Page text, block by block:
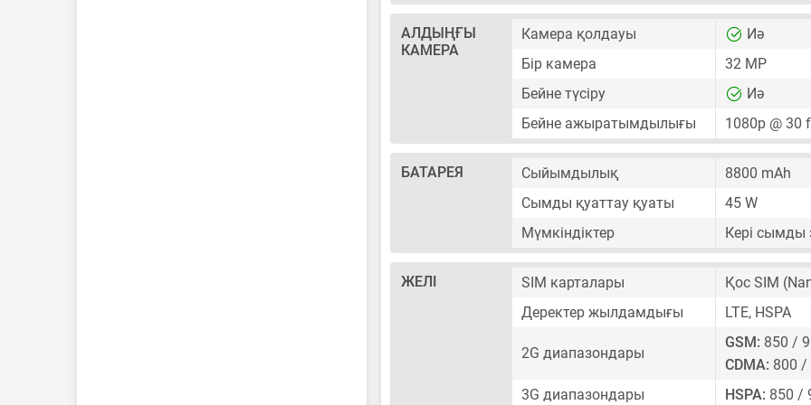
АЛДЫҢҒЫ
КАМЕРА
Камера қолдауы
Иә
Бір камера
32 MP
Бейне түсіру
Иә
Бейне ажыратымдылығы
1080p @ 30
БАТАРЕЯ Сыйымдылық
8800 mAh
Сымды қуаттау қуаты
45 W
Мүмкіндіктер
Кері сымды
ЖЕЛІ SIM карталары Қос SIM
Деректер жылдамдығы
LTE, HSPA
2G диапазондары
GSM: 850 /
CDMA: 800 /
3G диапазондары
HSPA: 850 /